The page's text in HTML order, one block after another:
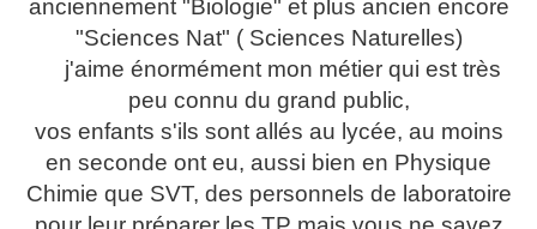
anciennement "Biologie" et plus ancien encore
"Sciences Nat" ( Sciences Naturelles)
j'aime énormément mon métier qui est très
peu connu du grand public,
vos enfants s'ils sont allés au lycée, au moins
en seconde ont eu, aussi bien en Physique
Chimie que SVT, des personnels de laboratoire